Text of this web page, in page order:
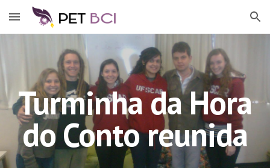
Skip to main content Skip to navigation
Turminha da Hora
do Conto reunida